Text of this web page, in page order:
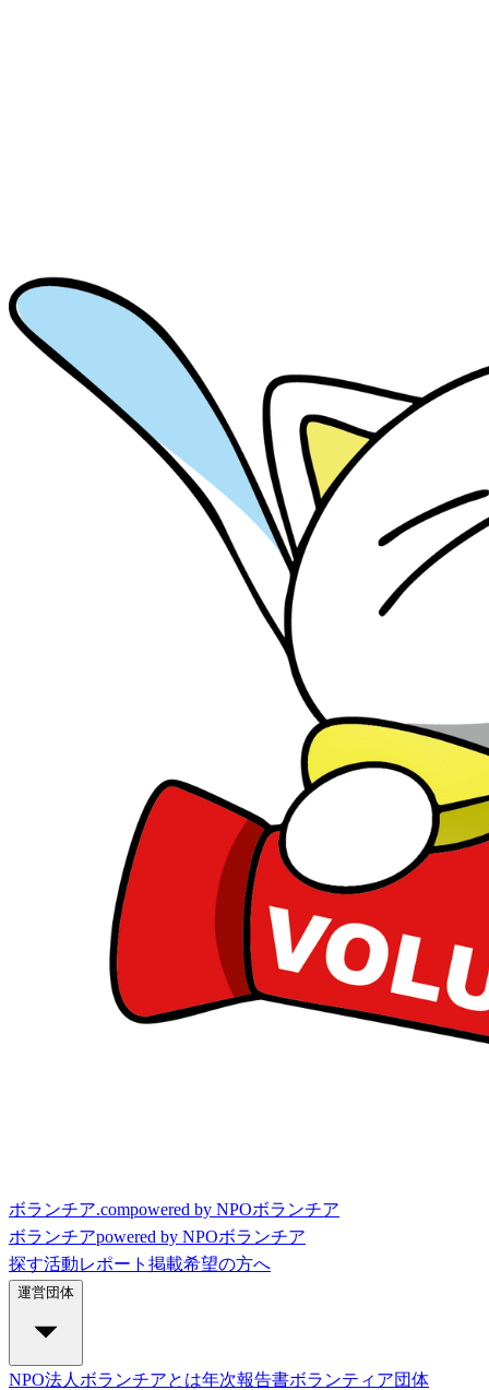
ボランチア.compowered by NPOボランチア
ボランチアpowered by NPOボランチア
探す活動レポート 掲載希望の方へ
運営団体
NPO法人ボランチアとは年次報告書ボランティア団体